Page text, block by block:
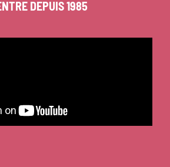
DEPUIS 1985